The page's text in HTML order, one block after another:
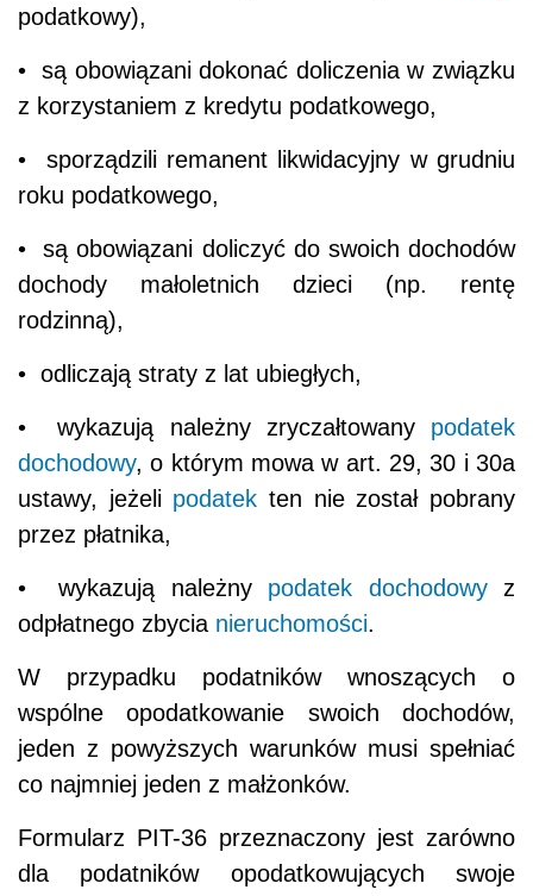
podatkowy),
• są obowiązani dokonać doliczenia w związku
z korzystaniem z kredytu podatkowego,
• sporządzili remanent likwidacyjny w grudniu
roku podatkowego,
• są obowiązani doliczyć do swoich dochodów
dochody małoletnich dzieci (np. rentę
rodzinną),
• odliczają straty z lat ubiegłych,
• wykazują należny zryczałtowany podatek
dochodowy, o którym mowa w art. 29, 30 i 30a
ustawy, jeżeli podatek ten nie został pobrany
przez płatnika,
• wykazują należny podatek dochodowyz
odpłatnego zbycia nieruchomości.
W przypadku podatników wnoszących o
wspólne opodatkowanie swoich dochodów,
jeden z powyższych warunków musi spełniać
co najmniej jeden z małżonków.
Formularz PIT-36 przeznaczony jest zarówno
dla podatników opodatkowujących swoje